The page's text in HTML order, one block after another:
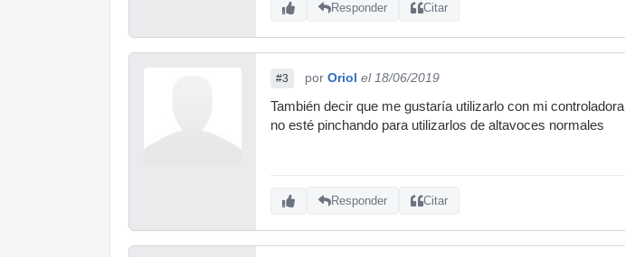
Responder Citar
#3 por Oriol el 18/06/2019
También decir que me gustaría utilizarlo con mi
no esté pinchando para utilizarlos de altavoces normales
Responder Citar